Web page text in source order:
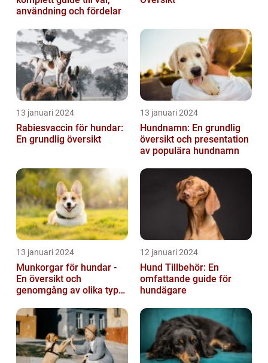
användning och fördelar
13 januari 2024
Rabiesvaccin för hundar:
En grundlig översikt
13 januari 2024
Hundnamn: En grundlig
översikt och presentation
av populära hundnamn
13 januari 2024
Munkorgar för hundar -
En översikt och
genomgång av olika typer
och nackde...
12 januari 2024
Hund Tillbehör: En
omfattande guide för
hundägare